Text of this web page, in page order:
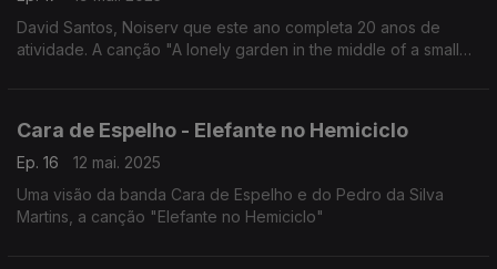
David Santos, Noiserv que este ano completa 20 anos de
atividade. A canção "A lonely garden in the middle of a small
Cara de Espelho - Elefante no Hemiciclo
Ep. 16
12 mai. 2025
Uma visão da banda Cara de Espelho e do Pedro da Silva
Martins, a canção "Elefante no Hemiciclo"